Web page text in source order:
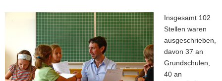
Insgesamt 102
Stellen waren
ausgeschrieben,
davon 37 an
Grundschulen,
40 an